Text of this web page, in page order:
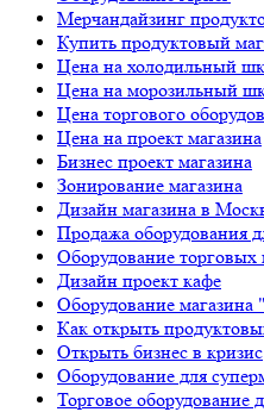
Мерчандайзинг
Купить продуктовый
Цена на холодильный
Цена на морозильный
Цена торгового
Цена на проект магазина
Бизнес проект магазина
Зонирование магазина
Дизайн магазина в
Продажа оборудования
Оборудование
Дизайн проект кафе
Оборудование
Как открыть
Открыть бизнес в кризис
Оборудование для
Торговое оборудование